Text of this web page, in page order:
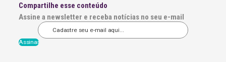
Compartilhe esse conteúdo
Assine a newsletter e receba notícias no seu e-mail